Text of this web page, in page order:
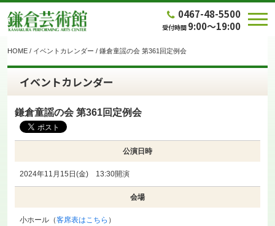
0467-48-5500
受付時間 9:00～19:00
HOME / イベントカレンダー / 鎌倉童謡の会 第361回定例会
イベントカレンダー
鎌倉童謡の会 第361回定例会
公演日時
2024年11月15日(金) 13:30開演
会場
小ホール（客席表はこちら ）